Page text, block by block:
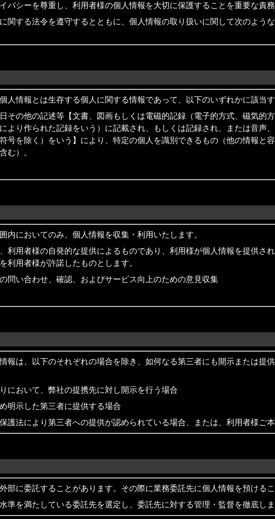
バシーを尊重し、利用者様の個人情報を大切に保護することを重要な責務
関する法令を遵守するとともに、個人情報の取り扱いに関して次のよう
人情報とは生存する個人に関する情報であって、以下のいずれかに該当す
その他の記述等【文書、図画もしくは電磁的記録（電子的方式、磁気的
より作られた記録をいう）に記載され、もしくは記録され、または音声
号を除く）をいう】により、特定の個人を識別できるもの（他の情報と
む）。
内においてのみ、個人情報を収集・利用いたします。
利用者様の自発的な提供によるものであり、利用様が個人情報を提供さ
利用者様が許諾したものとします。
問い合わせ、確認、およびサービス向上のための意見収集
報は、以下のそれぞれの場合を除き、如何なる第三者にも開示または提
において、弊社の提携先に対し開示を行う場合
明示した第三者に提供する場合
護法により第三者への提供が認められている場合、または、利用者様ご
部に委託することがあります。その際に業務委託先に個人情報を預けるこ
準を満たしている委託先を選定し、委託先に対する管理・監督を徹底しま